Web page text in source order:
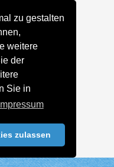
zu gestalten
weitere
der
Sie in
Impressum
zulassen